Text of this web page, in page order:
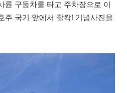
륜 구동차를 타고 주차장으로 이
주 국기 앞에서 찰칵! 기념사진을